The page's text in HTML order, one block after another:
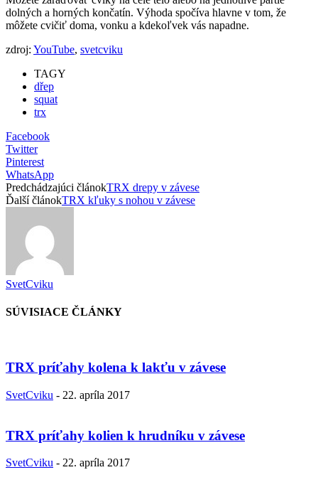
dolných a horných končatín. Výhoda spočíva hlavne v tom, že
môžete cvičiť doma, vonku a kdekoľvek vás napadne.
zdroj: YouTube, svetcviku
TAGY
dřep
squat
trx
Facebook
Twitter
Pinterest
WhatsApp
Predchádzajúci článokTRX drepy v závese
Ďalší článokTRX kľuky s nohou v závese
SvetCviku
SÚVISIACE ČLÁNKY
TRX príťahy kolena k lakťu v závese
SvetCviku - 22. apríla 2017
TRX príťahy kolien k hrudníku v závese
SvetCviku - 22. apríla 2017